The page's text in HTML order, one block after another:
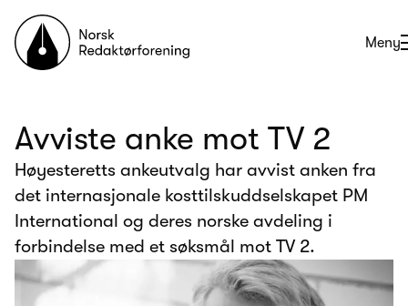
Til forsiden
Åpne
Meny
Avviste anke mot TV 2
Høyesteretts ankeutvalg har avvist anken fra
det internasjonale kosttilskuddselskapet PM
International og deres norske avdeling i
forbindelse med et søksmål mot TV 2.